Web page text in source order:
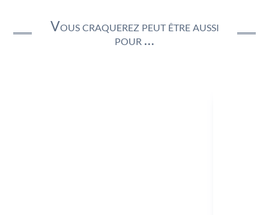
Vous craquerez peut être aussi
pour …